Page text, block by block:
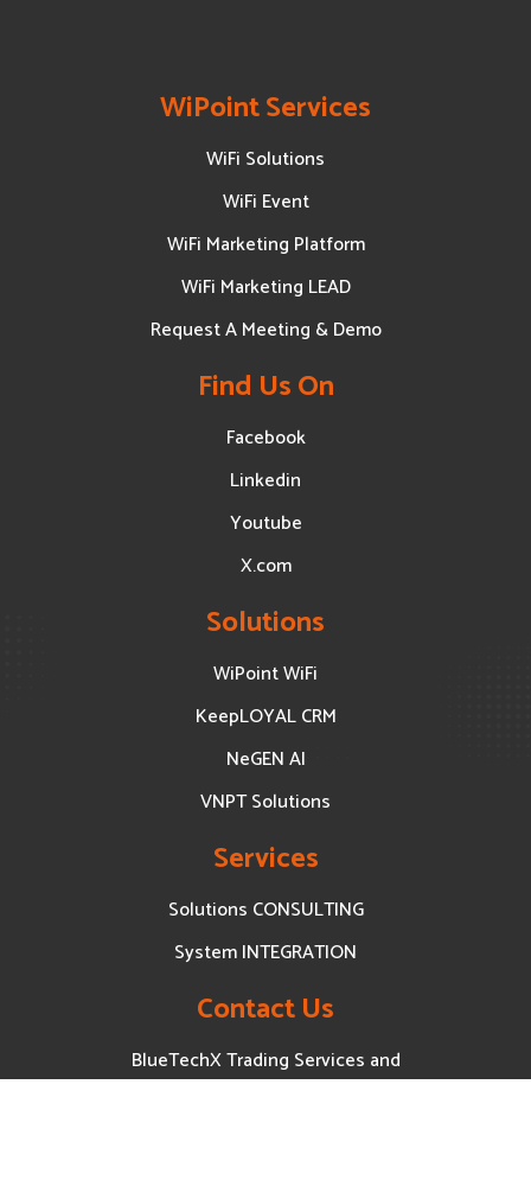
WiPoint Services
WiFi Solutions
WiFi Event
WiFi Marketing Platform
WiFi Marketing LEAD
Request A Meeting & Demo
Find Us On
Facebook
Linkedin
Youtube
X.com
Solutions
WiPoint WiFi
KeepLOYAL CRM
NeGEN AI
VNPT Solutions
Services
Solutions CONSULTING
System INTEGRATION
Contact Us
BlueTechX Trading Services and